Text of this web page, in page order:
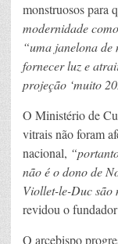
monstruosos para
modernidade
“uma janelona de
fornecer luz e
projeção ‘muito
O Ministério de
vitrais não foram
nacional,
não é o dono de
Viollet-le-Duc são
revidou o
O arcebispo